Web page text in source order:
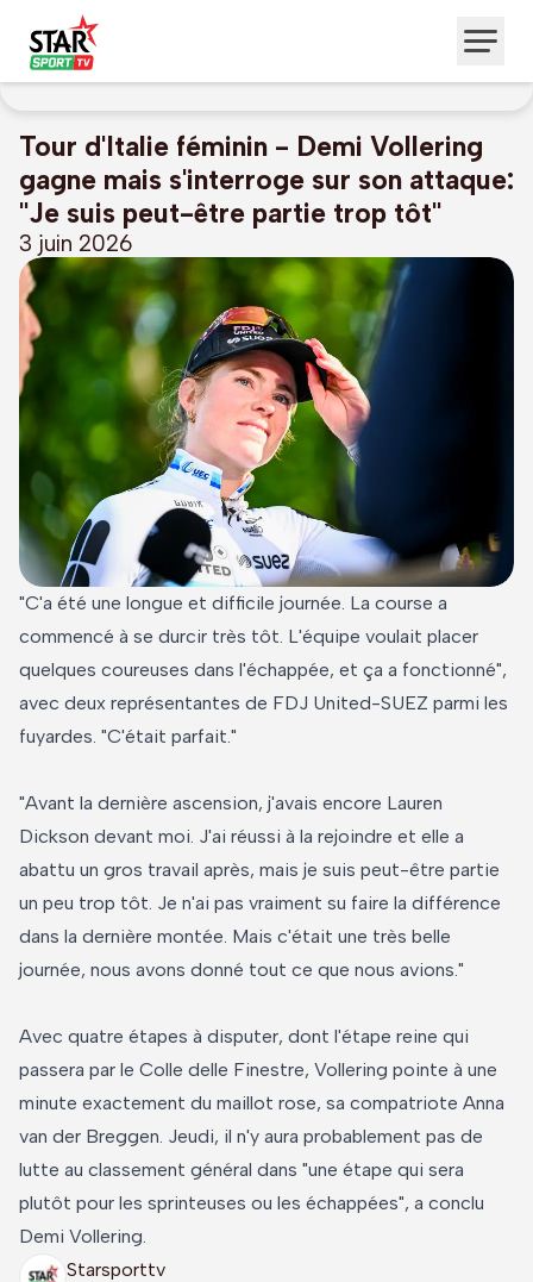
Tour d'Italie féminin - Demi Vollering
gagne mais s'interroge sur son attaque:
"Je suis peut-être partie trop tôt"
3 juin 2026
"C'a été une longue et difficile journée. La course a
commencé à se durcir très tôt. L'équipe voulait placer
quelques coureuses dans l'échappée, et ça a fonctionné",
avec deux représentantes de FDJ United-SUEZ parmi les
fuyardes. "C'était parfait."
"Avant la dernière ascension, j'avais encore Lauren
Dickson devant moi. J'ai réussi à la rejoindre et elle a
abattu un gros travail après, mais je suis peut-être partie
un peu trop tôt. Je n'ai pas vraiment su faire la différence
dans la dernière montée. Mais c'était une très belle
journée, nous avons donné tout ce que nous avions."
Avec quatre étapes à disputer, dont l'étape reine qui
passera par le Colle delle Finestre, Vollering pointe à une
minute exactement du maillot rose, sa compatriote Anna
van der Breggen. Jeudi, il n'y aura probablement pas de
lutte au classement général dans "une étape qui sera
plutôt pour les sprinteuses ou les échappées", a conclu
Demi Vollering.
Starsporttv